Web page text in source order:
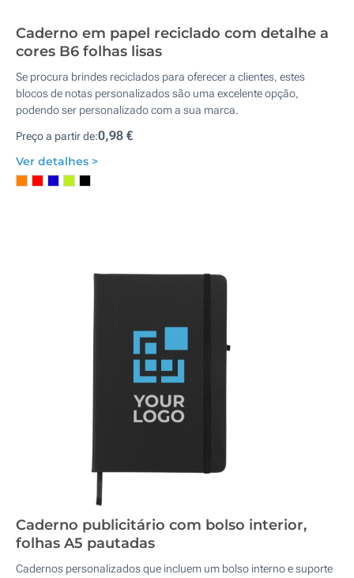
Caderno em papel reciclado com detalhe a
cores B6 folhas lisas
Se procura brindes reciclados para oferecer a clientes, estes
blocos de notas personalizados são uma excelente opção,
podendo ser personalizado com a sua marca.
Preço a partir de:0,98 €
Ver detalhes >
Caderno publicitário com bolso interior,
folhas A5 pautadas
Cadernos personalizados que incluem um bolso interno e suporte